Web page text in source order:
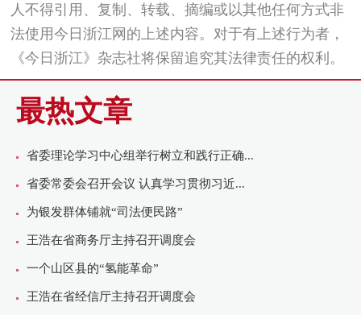
人不得引用、复制、转载、摘编或以其他任何方式非
法使用今日浙江网的上述内容。对于有上述行为者，
《今日浙江》杂志社将保留追究其法律责任的权利。
最热文章